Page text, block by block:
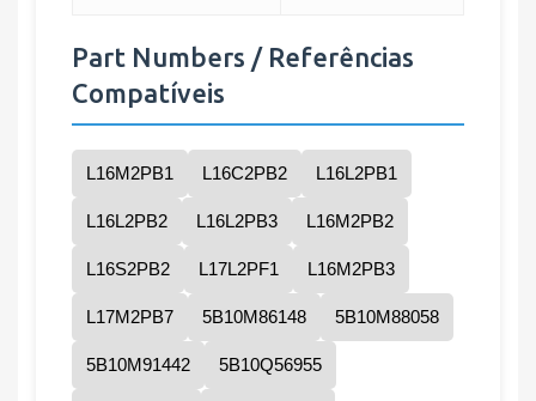
Part Numbers / Referências
Compatíveis
L16M2PB1 L16C2PB2 L16L2PB1
L16L2PB2 L16L2PB3 L16M2PB2
L16S2PB2 L17L2PF1 L16M2PB3
L17M2PB7 5B10M86148 5B10M88058
5B10M91442 5B10Q56955